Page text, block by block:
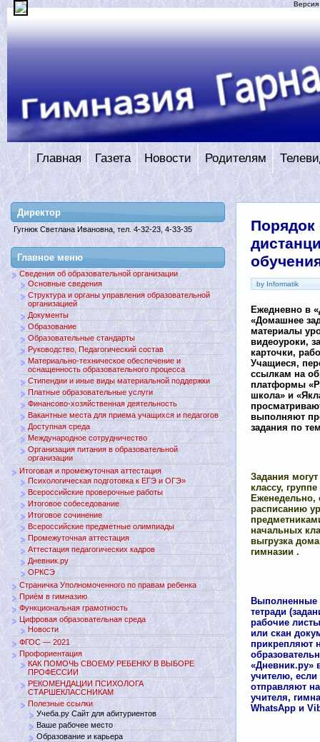
Версия
Главная Газета Новости Родителям
Порядок
by Informatik
Ежедневно в
«Домашнее
материалы
видеоуроки,
карточки,
Учащиеся,
ссылкам на
платформы
школа» и
выполняют
задания по
Задания
классу,
Еженедельно,
расписанию
начальных
выгрузка
гимназии .
Выполненные
тетради
рабочие
или скан
прикрепляют
«Дневник.ру»
учителю, если
отправляют
учителя,
WhatsApp и
Директор
Гугнюк Светлана Ивановна, тел. 4-32-23, 4-33-35
Главное меню
Сведения об образовательной организации
Основные сведения
Структура и органы управления образовательной
организацией
Документы
Образование
Образовательные стандарты
Руководство, Педагогический состав
Материально-техническое обеспечение и
оснащенность образовательного процесса
Стипендии и иные виды материальной поддержки
Платные образовательные услуги
Финансово-хозяйственная деятельность
Вакантные места для приема учащихся и педагогов
Доступная среда
Международное сотрудничество
Организация питания в образовательной
организации
Итоговая и промежуточная аттестация
Психологическая подготовка к ЕГЭ и ОГЭ»
Всероссийские проверочные работы
Итоговое собеседование
Итоговое сочинение
Всероссийские предметные олимпиады
Промежуточная аттестация
Аттестация педагогических кадров
Дневник.ру
ОРКСЭ
Страничка Уполномоченного по правам ребенка
Приём в гимназию
Функциональная грамотность
Цифровая образовательная среда
Новости
ФГОС — 2021
Профориентация
КАК ПОМОЧЬ СВОЕМУ РЕБЕНКУ В ВЫБОРЕ
ПРОФЕССИИ
РЕКОМЕНДАЦИИ ПСИХОЛОГА
СТАРШЕКЛАССНИКАМ
Полезные ссылки
Учеба.ру Сайт для абитуриентов
Ваше рабочее место
Образование и карьера